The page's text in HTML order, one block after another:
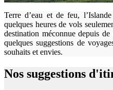
Terre d’eau et de feu,
quelques heures de vols
destination méconnue depuis
quelques suggestions de
souhaits et envies.
Nos suggestions